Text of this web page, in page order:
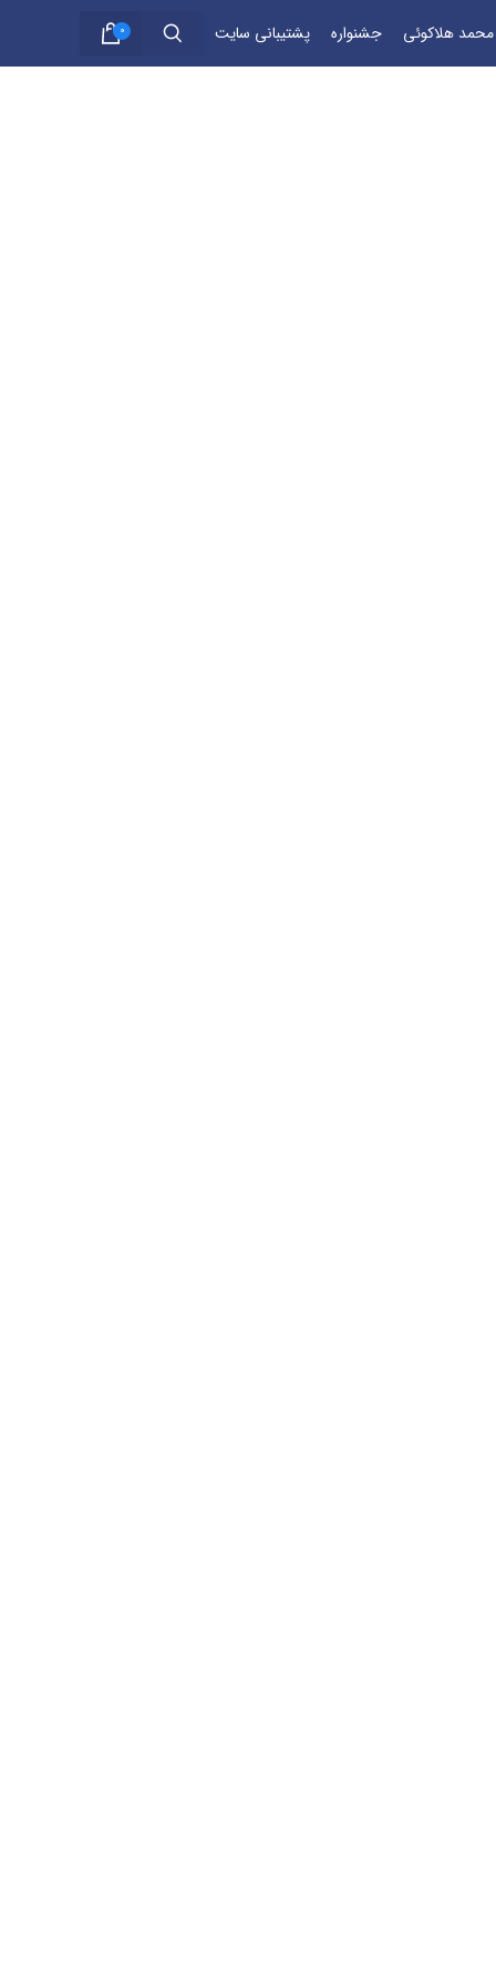
محمد هلاکوئی جشنواره پشتیبانی سایت 0